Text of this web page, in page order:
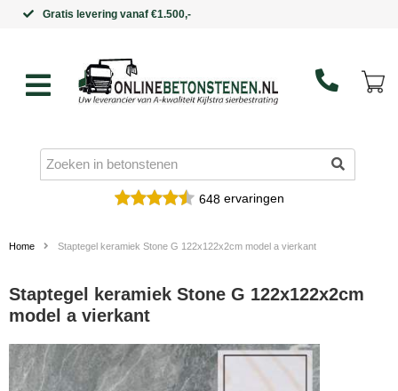
Binnen 5 werkdagen in huis
648ervaringen
Home Staptegel keramiek Stone G 122x122x2cm model a vierkant
Staptegel keramiek Stone G 122x122x2cm
model a vierkant